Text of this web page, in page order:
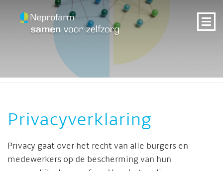
Privacyverklaring
Privacy gaat over het recht van alle burgers en
medewerkers op de bescherming van hun